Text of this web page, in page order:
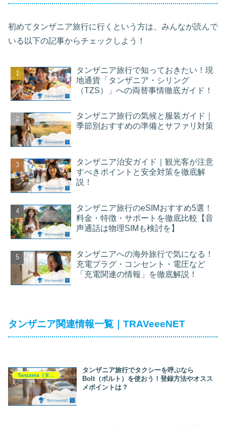
初めてタンザニア旅行に行くという方は、みんなが読んで
いる以下の記事からチェックしよう！
タンザニア旅行で知っておきたい！現
地通貨「タンザニア・シリング
（TZS）」への両替事情徹底ガイド！
タンザニア旅行の気候と服装ガイド｜
季節別おすすめの準備とサファリ対策
タンザニア治安ガイド｜観光客が注意
すべきポイントと安全対策を徹底解
説！
タンザニア旅行のeSIMおすすめ5選！
料金・特徴・サポートを徹底比較【音
声通話は物理SIMも検討を】
タンザニアへの海外旅行で気になる！
充電プラグ・コンセント・電圧など
「充電関連の情報」を徹底解説！
タンザニア関連情報一覧｜TRAVeeeNET
タンザニア旅行でタクシーを呼ぶなら
Bolt（ボルト）を使おう！登録方法やオスス
メポイントは？